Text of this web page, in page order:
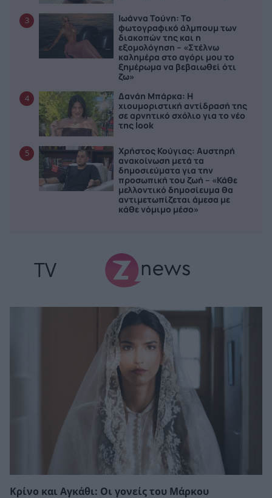
3
Ιωάννα Τούνη: Το
φωτογραφικό άλμπουμ των
διακοπών της και η
εξομολόγηση – «Στέλνω
καλημέρα στο αγόρι μου το
ξημέρωμα να βεβαιωθεί ότι
ζω»
4
Δανάη Μπάρκα: Η
χιουμοριστική αντίδρασή της
σε αρνητικό σχόλιο για το νέο
της look
5
Χρήστος Κούγιας: Αυστηρή
ανακοίνωση μετά τα
δημοσιεύματα για την
προσωπική του ζωή – «Κάθε
μελλοντικό δημοσίευμα θα
αντιμετωπίζεται άμεσα με
κάθε νόμιμο μέσο»
TV
Κρίνο και Αγκάθι: Οι γονείς του Μάρκου